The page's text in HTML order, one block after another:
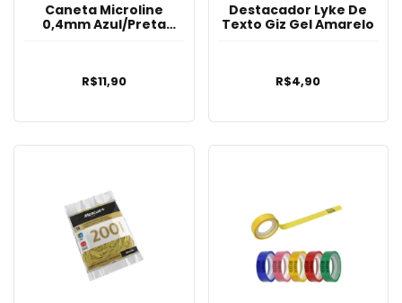
Caneta Microline
0,4mm Azul/Preta
R$11,90
Destacador Lyke De
Texto Giz Gel Amarelo
R$4,90